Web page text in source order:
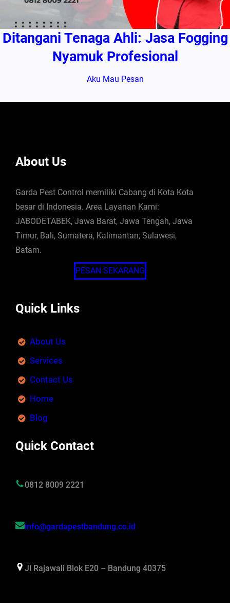
Ditangani Tenaga Ahli: Jasa Fogging
Nyamuk Profesional
Aku Mau Pesan
About Us
Garda Pest Control memiliki Cabang di Kota Kota
besar di Indonesia. Area Layanan Kami:
JABODETABEK, Jawa Barat, Jawa Tengah, Jawa
Timur, Bali, Sumatera, Kalimantan, Sulawesi,
Batam.
PESAN SEKARANG
Quick Links
About Us
Services
Contact Us
Home
Blog
Quick Contact
0812 8009 2221
info@gardapestbandung.co.id
Jl Rajawali Blok E20 – Bandung 40375